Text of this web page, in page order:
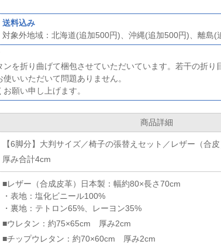
送料込み
対象外地域：北海道(追加500円)、沖縄(追加500円)、離島(
を折り曲げて梱包させていただいています。若干の折
いいただいて問題ありません。
願い申し上げます。
商品詳細
【6脚分】大判サイズ／椅子の張替えセット／レザー（合
厚み合計4cm
■レザー（合成皮革）日本製：幅約80×長さ70cm
・表地：塩化ビニール100%
・裏地：テトロン65%、レーヨン35%
■ウレタン：約75×65cm 厚み2cm
■チップウレタン：約70×60cm 厚み2cm